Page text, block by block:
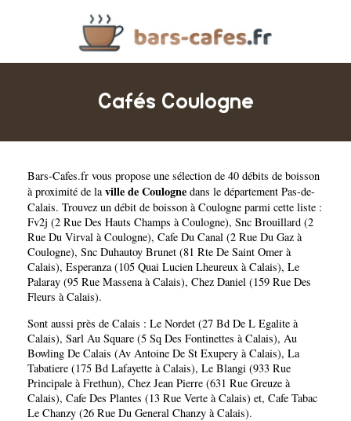
Cafés Coulogne
Bars-Cafes.fr vous propose une sélection de 40 débits de boisson
à proximité de laville de Coulogne dans le département Pas-de-
Calais. Trouvez un débit de boisson à Coulogne parmi cette liste :
Fv2j (2 Rue Des Hauts Champs à Coulogne), Snc Brouillard (2
Rue Du Virval à Coulogne), Cafe Du Canal (2 Rue Du Gaz à
Coulogne), Snc Duhautoy Brunet (81 Rte De Saint Omer à
Calais), Esperanza (105 Quai Lucien Lheureux à Calais), Le
Palaray (95 Rue Massena à Calais), Chez Daniel (159 Rue Des
Fleurs à Calais).
Sont aussi près de Calais : Le Nordet (27 Bd De L Egalite à
Calais), Sarl Au Square (5 Sq Des Fontinettes à Calais), Au
Bowling De Calais (Av Antoine De St Exupery à Calais), La
Tabatiere (175 Bd Lafayette à Calais), Le Blangi (933 Rue
Principale à Frethun), Chez Jean Pierre (631 Rue Greuze à
Calais), Cafe Des Plantes (13 Rue Verte à Calais) et, Cafe Tabac
Le Chanzy (26 Rue Du General Chanzy à Calais).